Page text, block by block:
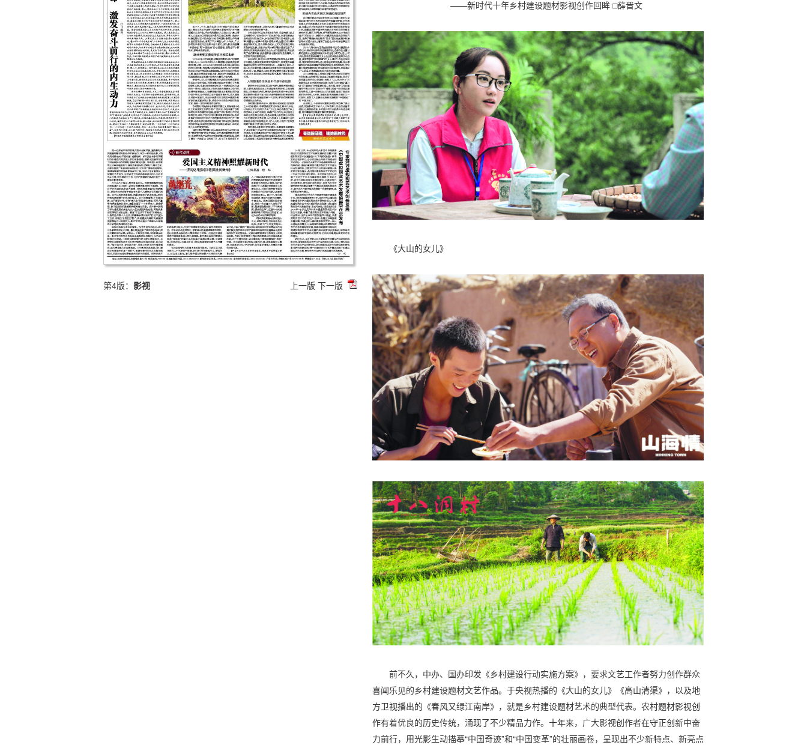
第4版： 影视 上一版 下一版
——新时代十年乡村建设题材影视创作回眸 □薛晋文
《大山的女儿》
前不久，中办、国办印发《乡村建设行动实施方案》，要求文艺工作者努力创作群众
喜闻乐见的乡村建设题材文艺作品。于央视热播的《大山的女儿》《高山清渠》，以及地
方卫视播出的《春风又绿江南岸》，就是乡村建设题材艺术的典型代表。农村题材影视创
作有着优良的历史传统，涌现了不少精品力作。十年来，广大影视创作者在守正创新中奋
力前行，用光影生动描摹“中国奇迹”和“中国变革”的壮丽画卷，呈现出不少新特点、新亮点